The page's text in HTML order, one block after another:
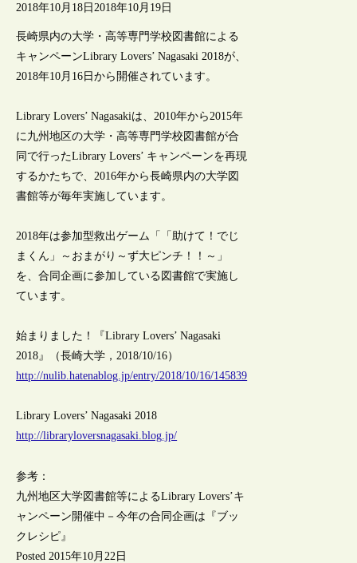
2018年10月18日 2018年10月19日
長崎県内の大学・高等専門学校図書館による
キャンペーンLibrary Lovers’ Nagasaki 2018が、
2018年10月16日から開催されています。
Library Lovers’ Nagasakiは、2010年から2015年
に九州地区の大学・高等専門学校図書館が合
同で行ったLibrary Lovers’ キャンペーンを再現
するかたちで、2016年から長崎県内の大学図
書館等が毎年実施しています。
2018年は参加型救出ゲーム「「助けて！でじ
まくん」～おまがり～ず大ピンチ！！～」
を、合同企画に参加している図書館で実施し
ています。
始まりました！『Library Lovers’ Nagasaki
2018』（長崎大学，2018/10/16）
http://nulib.hatenablog.jp/entry/2018/10/16/145839
Library Lovers’ Nagasaki 2018
http://libraryloversnagasaki.blog.jp/
参考：
九州地区大学図書館等によるLibrary Lovers’キ
ャンペーン開催中－今年の合同企画は『ブッ
クレシピ』
Posted 2015年10月22日